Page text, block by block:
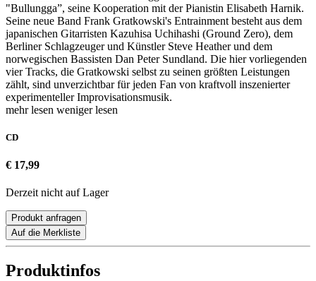
"Bullungga”, seine Kooperation mit der Pianistin Elisabeth Harnik.
Seine neue Band Frank Gratkowski's Entrainment besteht aus dem
japanischen Gitarristen Kazuhisa Uchihashi (Ground Zero), dem
Berliner Schlagzeuger und Künstler Steve Heather und dem
norwegischen Bassisten Dan Peter Sundland. Die hier vorliegenden
vier Tracks, die Gratkowski selbst zu seinen größten Leistungen
zählt, sind unverzichtbar für jeden Fan von kraftvoll inszenierter
experimenteller Improvisationsmusik.
mehr lesen weniger lesen
CD
€ 17,99
Derzeit nicht auf Lager
Produkt anfragen
Auf die Merkliste
Produktinfos